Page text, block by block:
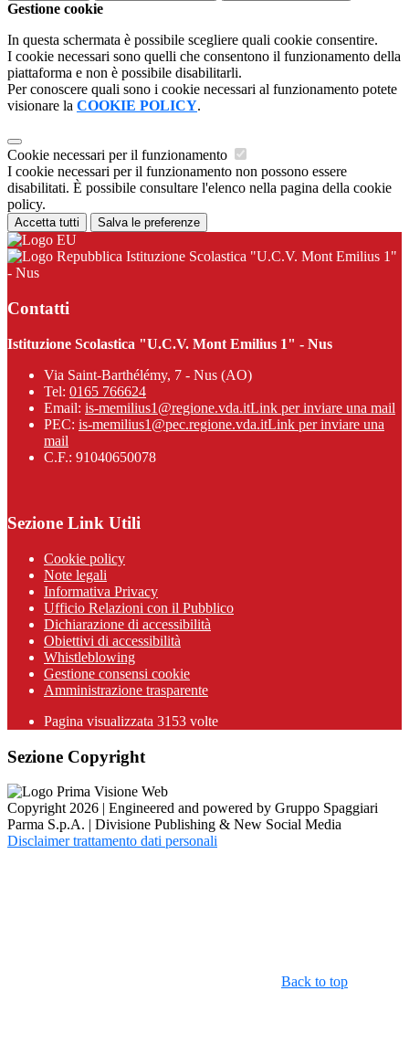
Gestione cookie
In questa schermata è possibile scegliere quali cookie consentire.
I cookie necessari sono quelli che consentono il funzionamento della
piattaforma e non è possibile disabilitarli.
Per conoscere quali sono i cookie necessari al funzionamento potete
visionare la COOKIE POLICY.
Cookie necessari per il funzionamento
I cookie necessari per il funzionamento non possono essere
disabilitati. È possibile consultare l'elenco nella pagina della cookie
policy.
Accetta tutti Salva le preferenze
Istituzione Scolastica "U.C.V. Mont Emilius 1"
- Nus
Contatti
Istituzione Scolastica "U.C.V. Mont Emilius 1" - Nus
Via Saint-Barthélémy, 7 - Nus (AO)
Tel: 0165 766624
Email: is-memilius1@regione.vda.itLink per inviare una mail
PEC: is-memilius1@pec.regione.vda.itLink per inviare una
mail
C.F.: 91040650078
Sezione Link Utili
Cookie policy
Note legali
Informativa Privacy
Ufficio Relazioni con il Pubblico
Dichiarazione di accessibilità
Obiettivi di accessibilità
Whistleblowing
Gestione consensi cookie
Amministrazione trasparente
Pagina visualizzata 3153 volte
Sezione Copyright
Copyright 2026 | Engineered and powered by Gruppo Spaggiari
Parma S.p.A. | Divisione Publishing & New Social Media
Disclaimer trattamento dati personali
Back to top